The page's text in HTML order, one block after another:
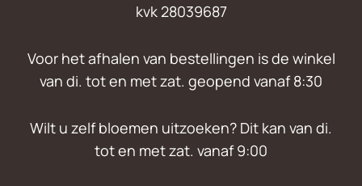
kvk 28039687
Voor het afhalen van bestellingen is de winkel
van di. tot en met zat. geopend vanaf 8:30
Wilt u zelf bloemen uitzoeken? Dit kan van di.
tot en met zat. vanaf 9:00